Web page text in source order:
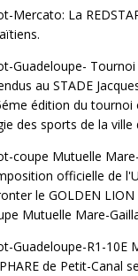
Mercato: La
Guadeloupe-
au STADE
édition du tournoi
des sports de la ville
coupe Mutuelle
officielle de
le GOLDEN
Mutuelle Mare-
Guadeloupe-R1-10E
de Petit-Canal